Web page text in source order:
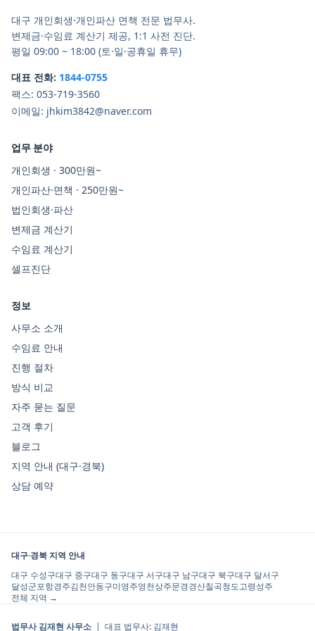
대구 개인회생·개인파산 면책 전문 법무사.
변제금·수임료 계산기 제공, 1:1 사전 진단.
평일 09:00 ~ 18:00 (토·일·공휴일 휴무)
대표 전화: 1844-0755
팩스: 053-719-3560
이메일: jhkim3842@naver.com
업무 분야
개인회생 · 300만원~
개인파산·면책 · 250만원~
법인회생·파산
변제금 계산기
수임료 계산기
셀프진단
정보
사무소 소개
수임료 안내
진행 절차
방식 비교
자주 묻는 질문
고객 후기
블로그
지역 안내 (대구·경북)
상담 예약
대구·경북 지역 안내
대구 수성구대구 중구대구 동구대구 서구대구 남구대구 북구대구 달서구
달성군포항경주김천안동구미영주영천상주문경경산칠곡청도고령성주
전체 지역 →
법무사 김재현 사무소 | 대표 법무사: 김재현